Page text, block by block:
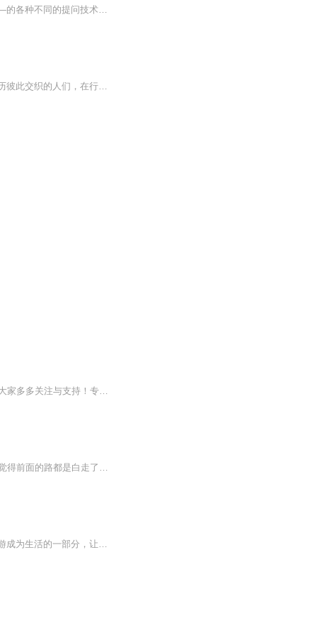
本书以具体的案例和会谈作为例证，将系统式心理治疗中的一项重要的技术——循环提问——的各种不同的提问技术勾画出来并进行分析讲解。通过对治疗会谈的再现，本书为读者清晰地呈现了会谈中的每一个独立的环节；借助附带的评论，本书还展现了治疗师针对不...
《循环提问》是一部专业的心理学著作。会谈技术是系统式治疗最重要的元素之一。生活经历彼此交织的人们，在行为模式上也往往相互制约。“循环提问”作为一项重要的会谈技术，它的目的，就是将人们在行为上的相互制约性清晰地展现出来。本书以具体的案例和...
欢迎收听我的专辑，我是主播Junior闲乘月 该专辑于主播【柚卡yk】转播（纯搬运工）还请大家多多关注与支持！专辑会出现昔日角色重现经典的语录、精选语录句子等等 敬请期待 涉及漫画【间谍过家家】【地缚少年花子君】【鬼灭之刃】【星铁男】等许多角色 欢...
1️⃣本以为走通的一条路，结果发现不如人意的时候，好像自己觉得走通的地方，又堵上了。觉得前面的路都是白走了，会有一点这种感觉。但事实可能不是，我应该是取得了一定的成果和进步的，只是这个变化来得比较缓慢，并且和我想象的，有很大的一个偏差，忍...
旅行虽解不了生活的毒，但化得了生活的苦。找不到答案的时候就去看一看这个世界，让旅游成为生活的一部分，让心情成为生活的主角，循环你的好心情～